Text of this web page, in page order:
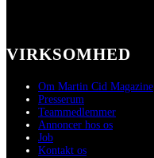
VIRKSOMHED
Om Martin Cid Magazine
Presserum
Teammedlemmer
Annoncer hos os
Job
Kontakt os